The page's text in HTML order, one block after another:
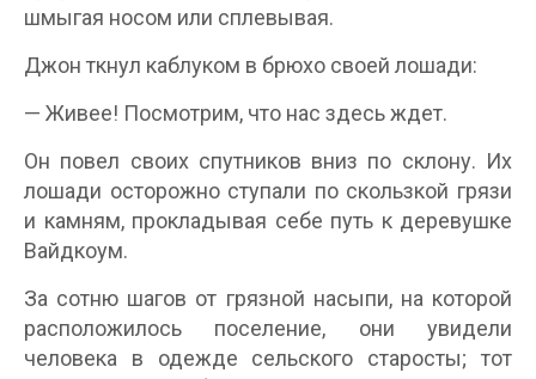
шмыгая носом или сплевывая.
Джон ткнул каблуком в брюхо своей лошади:
— Живее! Посмотрим, что нас здесь ждет.
Он повел своих спутников вниз по склону. Их
лошади осторожно ступали по скользкой грязи
и камням, прокладывая себе путь к деревушке
Вайдкоум.
За сотню шагов от грязной насыпи, на которой
расположилось поселение, они увидели
человека в одежде сельского старосты; тот